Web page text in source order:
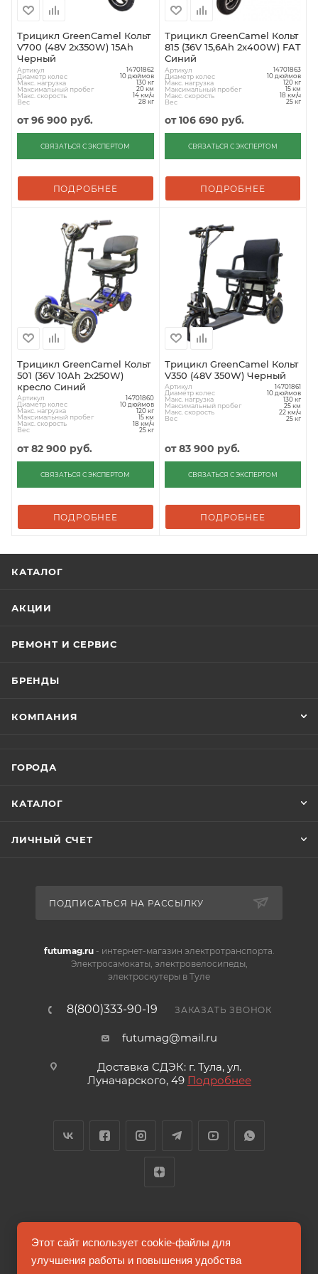
Трицикл GreenCamel Кольт
V700 (48V 2x350W) 15Ah
Черный
Артикул 14701862
Диаметр колес 10 дюймов
Макс. нагрузка 130 кг
Максимальный пробег 20 км
Макс. скорость 14 км/ч
Вес 28 кг
от96 900 руб.
СВЯЗАТЬСЯ С ЭКСПЕРТОМ
ПОДРОБНЕЕ
Трицикл GreenCamel Кольт
815 (36V 15,6Ah 2x400W) FAT
Синий
Артикул 14701863
Диаметр колес 10 дюймов
Макс. нагрузка 120 кг
Максимальный пробег 15 км
Макс. скорость 18 км/ч
Вес 25 кг
от106 690 руб.
СВЯЗАТЬСЯ С ЭКСПЕРТОМ
ПОДРОБНЕЕ
Трицикл GreenCamel Кольт
501 (36V 10Ah 2x250W)
кресло Синий
Артикул 14701860
Диаметр колес 10 дюймов
Макс. нагрузка 120 кг
Максимальный пробег 15 км
Макс. скорость 18 км/ч
Вес 25 кг
от82 900 руб.
СВЯЗАТЬСЯ С ЭКСПЕРТОМ
ПОДРОБНЕЕ
Трицикл GreenCamel Кольт
V350 (48V 350W) Черный
Артикул 14701861
Диаметр колес 10 дюймов
Макс. нагрузка 130 кг
Максимальный пробег 25 км
Макс. скорость 22 км/ч
Вес 25 кг
от83 900 руб.
СВЯЗАТЬСЯ С ЭКСПЕРТОМ
ПОДРОБНЕЕ
КАТАЛОГ
АКЦИИ
РЕМОНТ И СЕРВИС
БРЕНДЫ
КОМПАНИЯ
ГОРОДА
КАТАЛОГ
ЛИЧНЫЙ СЧЕТ
ПОДПИСАТЬСЯ НА РАССЫЛКУ
futumag.ru- интернет-магазин электротранспорта.
Электросамокаты, электровелосипеды,
электроскутеры в Туле
8(800)333-90-19 ЗАКАЗАТЬ ЗВОНОК
futumag@mail.ru
Доставка СДЭК: г. Тула, ул.
Луначарского, 49 Подробнее
2026 © FUTUMAG.RU
Этот сайт использует cookie-файлы для
улучшения работы и повышения удобства